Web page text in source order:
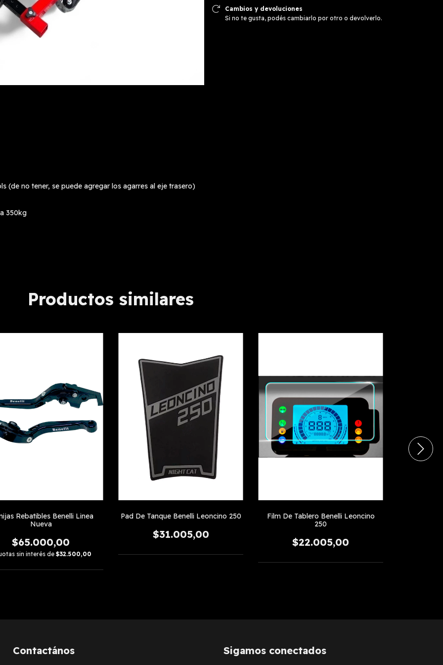
(de no tener, se puede agregar los agarres al eje trasero)
350kg
Cambios y devoluciones
Si no te gusta, podés cambiarlo por otro o devolverlo.
Productos similares
Rebatibles Benelli Linea
Nueva
$65.000,00
sin interés de $32.500,00
Pad De Tanque Benelli Leoncino 250
$31.005,00
Film De Tablero Benelli Leoncino
250
$22.005,00
Contactános Sigamos conectados